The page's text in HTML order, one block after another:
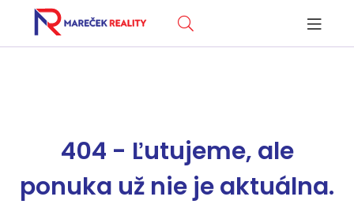
404 - Ľutujeme, ale
ponuka už nie je aktuálna.